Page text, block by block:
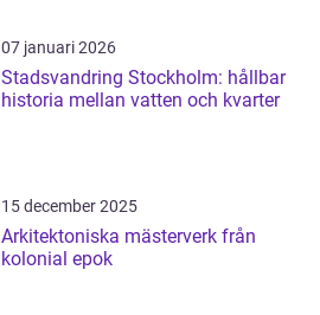
07 januari 2026
Stadsvandring Stockholm: hållbar
historia mellan vatten och kvarter
15 december 2025
Arkitektoniska mästerverk från
kolonial epok